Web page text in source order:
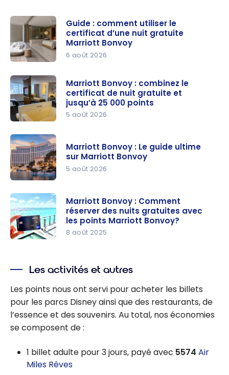
Marriott
Bonvoy
comment
utiliser le
certificat
d’une nuit
gratuite
Marriott
Bonvoy
Guide : comment utiliser le
certificat d’une nuit gratuite
Marriott Bonvoy
6 août 2026
Bonvoy :
combinez
le
certificat
de nuit
gratuite et
jusqu’à
25 000
points
Marriott Bonvoy : combinez le
certificat de nuit gratuite et
jusqu’à 25 000 points
5 août 2026
Bonvoy : Le
guide
ultime sur
Marriott
Marriott Bonvoy : Le guide ultime
sur Marriott Bonvoy
5 août 2026
Comment
réserver
des nuits
gratuites
Marriott
Bonvoy?
Marriott Bonvoy : Comment
réserver des nuits gratuites avec
les points Marriott Bonvoy?
8 août 2025
Les activités et autres
Les points nous ont servi pour acheter les billets
pour les parcs Disney ainsi que des restaurants, de
l’essence et des souvenirs. Au total, nos économies
se composent de :
1 billet adulte pour 3 jours, payé avec 5574 Air
Miles Rêves